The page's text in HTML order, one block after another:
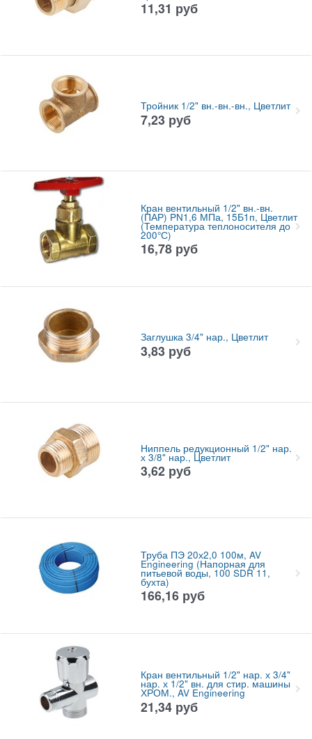
11,31 руб
Тройник 1/2" вн.-вн.-вн., Цветлит
7,23 руб
Кран вентильный 1/2" вн.-вн.
(ПАР) PN1,6 МПа, 15Б1п, Цветлит
(Температура теплоносителя до
200°С)
16,78 руб
Заглушка 3/4" нар., Цветлит
3,83 руб
Ниппель редукционный 1/2" нар.
х 3/8" нар., Цветлит
3,62 руб
Труба ПЭ 20х2,0 100м, AV
Engineering (Напорная для
питьевой воды, 100 SDR 11,
бухта)
166,16 руб
Кран вентильный 1/2" нар. х 3/4"
нар. х 1/2" вн. для стир. машины
ХРОМ., AV Engineering
21,34 руб